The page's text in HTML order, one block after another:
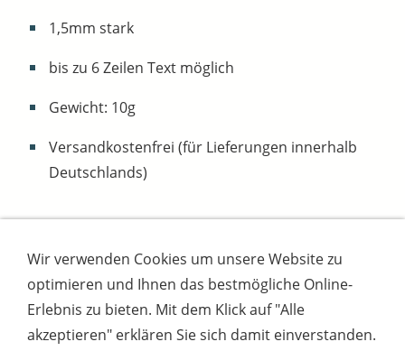
1,5mm stark
bis zu 6 Zeilen Text möglich
Gewicht: 10g
Versandkostenfrei (für Lieferungen innerhalb
Deutschlands)
Impressum AGB
Widerrufsbutton
Widerrufsrecht
Online-Streitschlichtung
Datenschutz
Versand
Bezahlsysteme
Kontakt
Disclaimer Versandtage Cookies
Wir verwenden Cookies um unsere Website zu
optimieren und Ihnen das bestmögliche Online-
Erlebnis zu bieten. Mit dem Klick auf "Alle
akzeptieren" erklären Sie sich damit einverstanden.